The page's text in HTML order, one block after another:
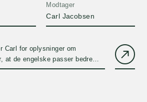
Modtager
Carl Jacobsen
Carl for oplysninger om
at de engelske passer bedre
af alkoholprocenten på